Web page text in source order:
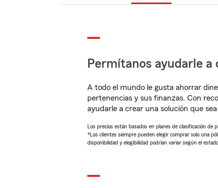
Permítanos ayudarle a
A todo el mundo le gusta ahorrar
pertenencias y sus finanzas. Con
ayudarle a crear una solución que
Los precios están basados en planes de clasificación de
*Los clientes siempre pueden elegir comprar solo una
disponibilidad y elegibilidad podrían variar según el estado.